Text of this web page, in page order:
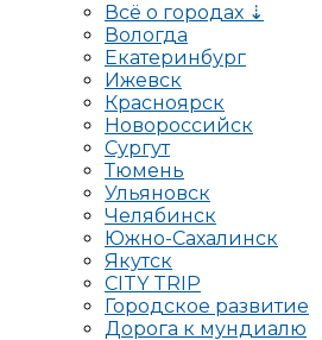
Всё о городах ⇣
Вологда
Екатеринбург
Ижевск
Красноярск
Новороссийск
Сургут
Тюмень
Ульяновск
Челябинск
Южно-Сахалинск
Якутск
CITY TRIP
Городское развитие
Дорога к мундиалю